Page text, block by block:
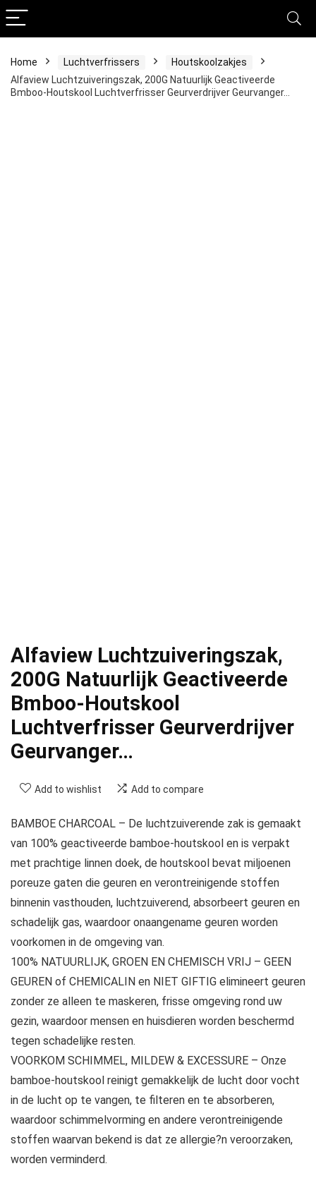
Home Luchtverfrissers
Houtskoolzakjes
Alfaview Luchtzuiveringszak, 200G Natuurlijk Geactiveerde
Bmboo-Houtskool Luchtverfrisser Geurverdrijver Geurvanger…
Alfaview Luchtzuiveringszak,
200G Natuurlijk Geactiveerde
Bmboo-Houtskool
Luchtverfrisser Geurverdrijver
Geurvanger…
Add to wishlist Add to compare
BAMBOE CHARCOAL – De luchtzuiverende zak is gemaakt
van 100% geactiveerde bamboe-houtskool en is verpakt
met prachtige linnen doek, de houtskool bevat miljoenen
poreuze gaten die geuren en verontreinigende stoffen
binnenin vasthouden, luchtzuiverend, absorbeert geuren en
schadelijk gas, waardoor onaangename geuren worden
voorkomen in de omgeving van.
100% NATUURLIJK, GROEN EN CHEMISCH VRIJ – GEEN
GEUREN of CHEMICALIN en NIET GIFTIG elimineert geuren
zonder ze alleen te maskeren, frisse omgeving rond uw
gezin, waardoor mensen en huisdieren worden beschermd
tegen schadelijke resten.
VOORKOM SCHIMMEL, MILDEW & EXCESSURE – Onze
bamboe-houtskool reinigt gemakkelijk de lucht door vocht
in de lucht op te vangen, te filteren en te absorberen,
waardoor schimmelvorming en andere verontreinigende
stoffen waarvan bekend is dat ze allergie?n veroorzaken,
worden verminderd.